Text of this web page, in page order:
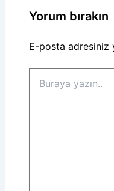
Yorum bırakın
E-posta adresiniz
yazın..